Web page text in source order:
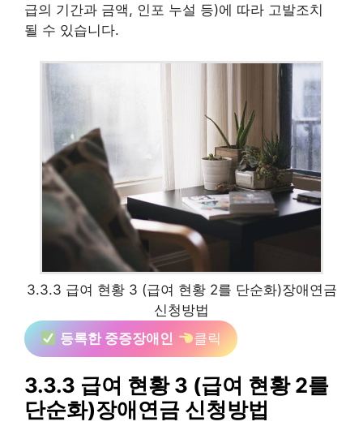
급의 기간과 금액, 인포 누설 등)에 따라 고발조치
될 수 있습니다.
3.3.3 급여 현황 3 (급여 현황 2를 단순화)장애연금
신청방법
등록한 중증장애인
클릭
3.3.3 급여 현황 3 (급여 현황 2를
단순화)장애연금 신청방법